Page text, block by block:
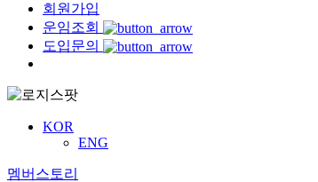
회원가입
운임조회
도입문의
KOR
ENG
멤버스토리